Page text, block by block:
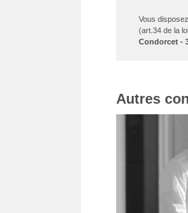
Vous
(art.34 de la
Condorcet -
Autres